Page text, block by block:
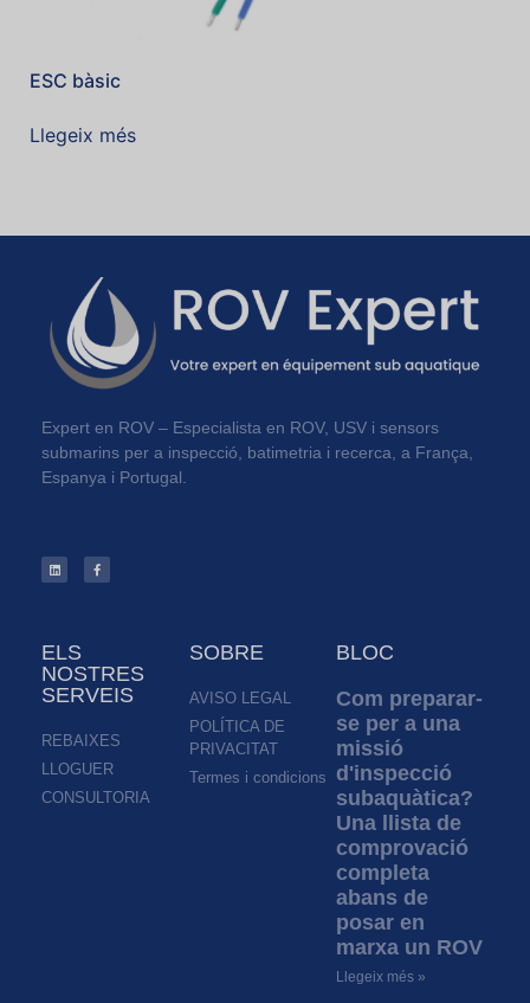
ESC bàsic
Llegeix més
Expert en ROV – Especialista en ROV, USV i sensors
submarins per a inspecció, batimetria i recerca, a França,
Espanya i Portugal.
ELS
NOSTRES
SERVEIS
REBAIXES
LLOGUER
CONSULTORIA
SOBRE
AVISO LEGAL
POLÍTICA DE
PRIVACITAT
Termes i condicions
BLOC
Com preparar-
se per a una
missió
d'inspecció
subaquàtica?
Una llista de
comprovació
completa
abans de
posar en
marxa un ROV
Llegeix més »